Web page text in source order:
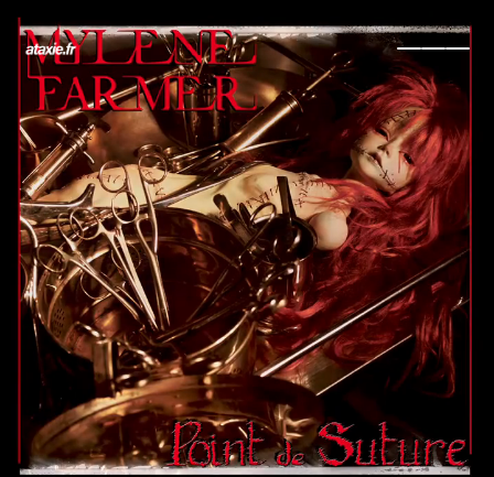
← Retour
Ajouter à ma collection Ajouter à ma wishlist
Comparer cet objet Voir ma collection